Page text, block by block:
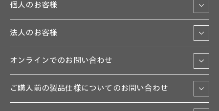
個人のお客様
法人のお客様
オンラインでのお問い合わせ
ご購入前の製品仕様についてのお問い合わせ